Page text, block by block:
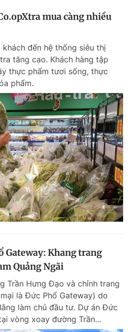
mua càng nhiều
đến hệ thống siêu thị
tăng cao. Khách hàng tập
thực phẩm tươi sống, thực
phẩm.
Gateway: Khang trang
Quảng Ngãi
Trần Hưng Đạo và chỉnh trang
là Đức Phổ Gateway) do
làm chủ đầu tư. Dự án Đức
vòng xoay đường Trần...